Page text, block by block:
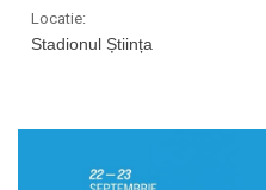
Locatie:
Stadionul Știința